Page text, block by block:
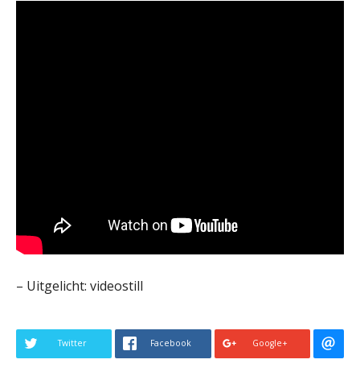
– Uitgelicht: videostill
Twitter Facebook Google+